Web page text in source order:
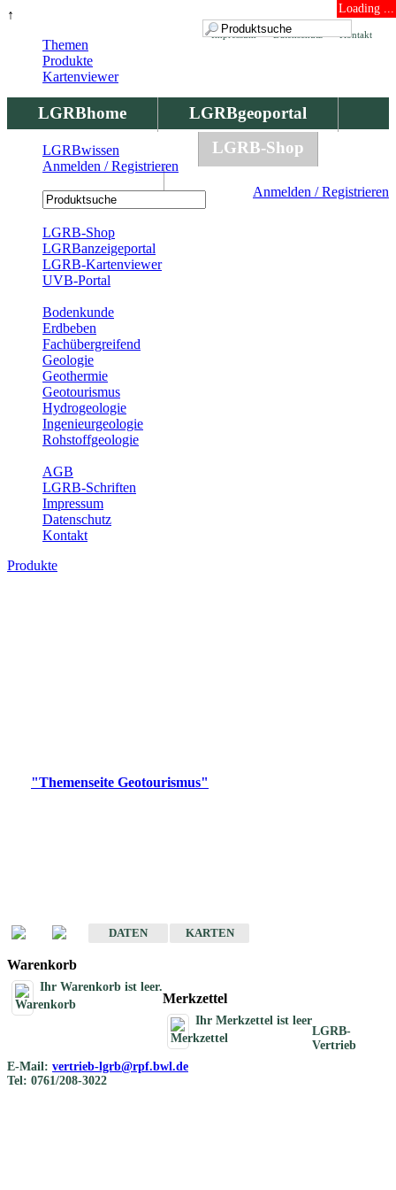
↑ Loading ...
Kontakt
Datenschutz
Impressum
LGRBhome
LGRBgeoportal
LGRBbohrungen
LGRB-Shop
Anmelden / Registrieren
Themen
Produkte
Kartenviewer
LGRBwissen
Anmelden / Registrieren
LGRB-Shop
LGRBanzeigeportal
LGRB-Kartenviewer
UVB-Portal
Bodenkunde
Erdbeben
Fachübergreifend
Geologie
Geothermie
Geotourismus
Hydrogeologie
Ingenieurgeologie
Rohstoffgeologie
AGB
LGRB-Schriften
Impressum
Datenschutz
Kontakt
Produkte
"Themenseite Geotourismus"
DATEN
KARTEN
Warenkorb
Ihr Warenkorb ist leer.
Merkzettel
Ihr Merkzettel ist leer
LGRB-
Vertrieb
E-Mail: vertrieb-lgrb@rpf.bwl.de
Tel: 0761/208-3022